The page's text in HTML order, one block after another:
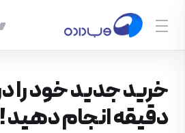
دقیقه انجام دهید !